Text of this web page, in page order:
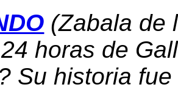
(Zabala de
horas de
Su historia